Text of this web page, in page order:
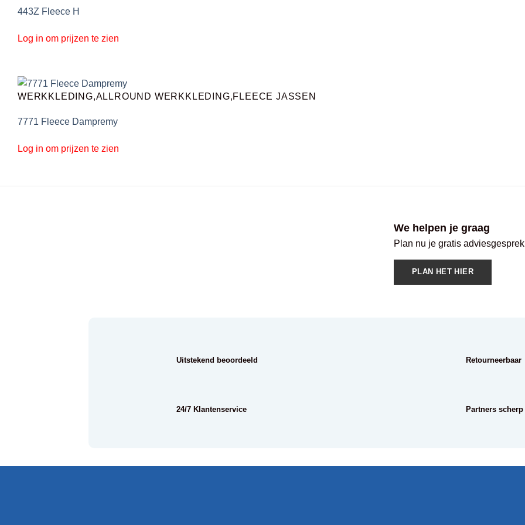
443Z Fleece H
Log in om prijzen te zien
WERKKLEDING,ALLROUND WERKKLEDING,FLEECE JASSEN
7771 Fleece Dampremy
Log in om prijzen te zien
We helpen je graag
Plan nu je gratis
PLAN HET HIER
Uitstekend beoordeeld
24/7 Klantenservice
Retourneerbaar
Partners